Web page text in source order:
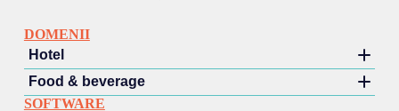
DOMENII
Hotel
Hotel
Food & beverage
SOFTWARE